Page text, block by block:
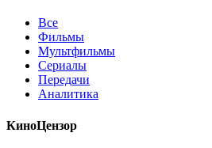
Все
Фильмы
Мультфильмы
Сериалы
Передачи
Аналитика
КиноЦензор